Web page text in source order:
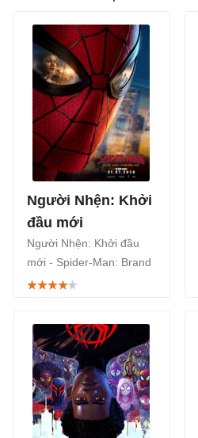
Người Nhện: Khởi
đầu mới
Người Nhện: Khởi đầu
mới - Spider-Man: Brand
New Day là bom tấn
chiếu rạp từ 31/7.